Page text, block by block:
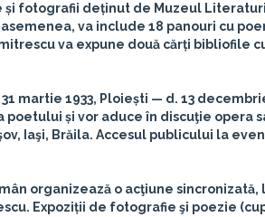
fotografii deținut de Muzeul
va include 18 panouri cu
va expune două cărți bibliofile
martie 1933, Ploiești — d. 13
și vor aduce în discuţie opera
Iaşi, Brăila. Accesul publicului la
organizează o acţiune sincronizată,
Expoziții de fotografie şi poezie